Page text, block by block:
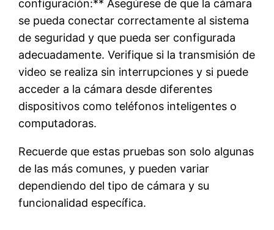
configuración:** Asegúrese de que la cámara
se pueda conectar correctamente al sistema
de seguridad y que pueda ser configurada
adecuadamente. Verifique si la transmisión de
video se realiza sin interrupciones y si puede
acceder a la cámara desde diferentes
dispositivos como teléfonos inteligentes o
computadoras.
Recuerde que estas pruebas son solo algunas
de las más comunes, y pueden variar
dependiendo del tipo de cámara y su
funcionalidad específica.